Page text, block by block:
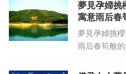
夢見孕婦挑
寓意雨后春
夢見孕婦挑
雨后春筍般
位孕婦手拿